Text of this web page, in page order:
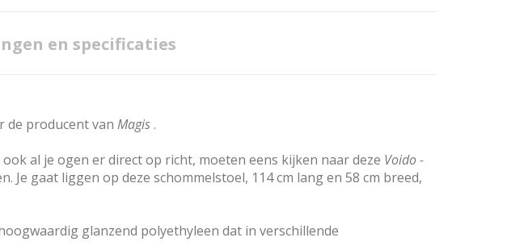
de producent van Magis.
al je ogen er direct op richt, moeten eens kijken naar deze Voido -
gaat liggen op deze schommelstoel, 114 cm lang en 58 cm breed,
glanzend polyethyleen dat in verschillende
en specificaties